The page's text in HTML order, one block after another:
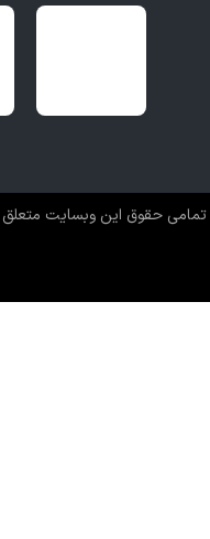
تمامی حقوق این وبسایت